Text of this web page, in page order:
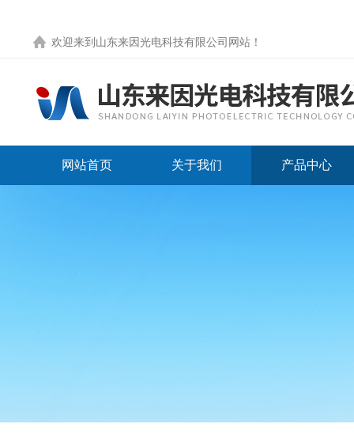
欢迎来到 山东来因光电科技有限公司网站 ！
网站首页 关于我们 产品中心